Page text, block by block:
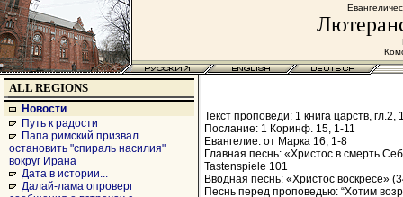
ALL REGIONS
Новости
Путь к радости
Папа римский призвал
остановить "спираль насилия"
вокруг Ирана
Дата в истории...
Далай-лама опроверг
Текст проповеди: 1 книга царств, гл.2,
Послание: 1 Коринф. 15, 1-11
Евангелие: от Марка 16, 1-8
Главная песнь: «Христос в смерть
Tastenspiele 101
Вводная песнь: «Христос воскресе»
Песнь перед проповедью: “Хотим